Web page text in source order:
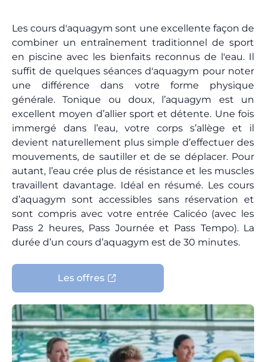
Les cours d'aquagym sont une excellente façon de
combiner un entraînement traditionnel de sport
en piscine avec les bienfaits reconnus de l'eau. Il
suffit de quelques séances d'aquagym pour noter
une différence dans votre forme physique
générale. Tonique ou doux, l’aquagym est un
excellent moyen d’allier sport et détente. Une fois
immergé dans l’eau, votre corps s’allège et il
devient naturellement plus simple d’effectuer des
mouvements, de sautiller et de se déplacer. Pour
autant, l’eau crée plus de résistance et les muscles
travaillent davantage. Idéal en résumé. Les cours
d’aquagym sont accessibles sans réservation et
sont compris avec votre entrée Calicéo (avec les
Pass 2 heures, Pass Journée et Pass Tempo). La
durée d’un cours d’aquagym est de 30 minutes.
Les offres